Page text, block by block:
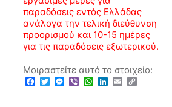
παραδόσεις εντός Ελλάδας
ανάλογα την τελική διεύθυνση
προορισμού και 10-15 ημέρες
για τις παραδόσεις εξωτερικού.
Μοιραστείτε αυτό το στοιχείο:
Facebook
TwitterMessenger
ViberWhatsApp
LinkedIn
EmailCopy